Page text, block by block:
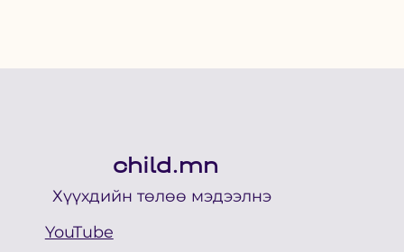
child.mn
Хүүхдийн төлөө мэдээлнэ
YouTube